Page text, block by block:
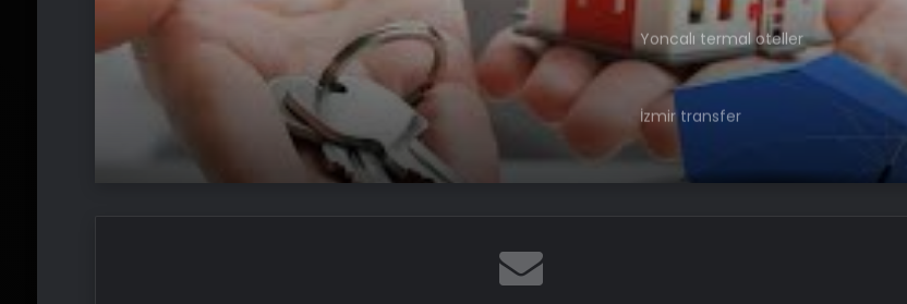
Yoncalı termal oteller
İzmir transfer